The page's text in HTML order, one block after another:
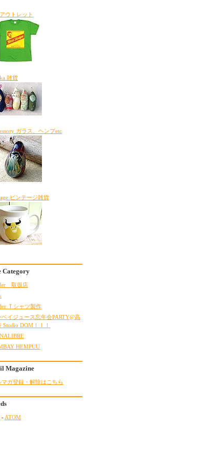
ウトレット
雑貨
ガラス、ヘンプetc
ビンテージ雑貨
Category
取扱店
Ｔシャツ製作
ベイジュース忘年会PARTY@高
Studio DOM！！！
HEMPUU
Magazine
マガ登録・解除はこちら
- ATOM